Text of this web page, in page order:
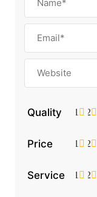
Quality 2
1
Price 2
1
Service 2
1